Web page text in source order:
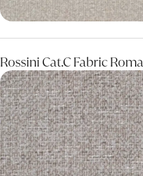
Rossini Cat.C Fabric Roma